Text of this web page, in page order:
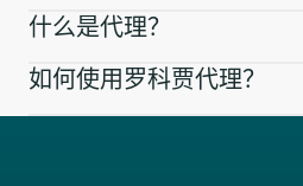
什么是代理？
如何使用罗科贾代理？